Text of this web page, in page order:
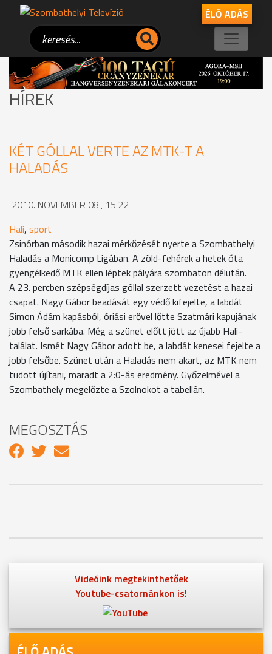
ÉLŐ ADÁS
HÍREK
KÉT GÓLLAL VERTE AZ MTK-T A
HALADÁS
2010. NOVEMBER 08., 15:22
Hali, sport
Zsinórban második hazai mérkőzését nyerte a Szombathelyi
Haladás a Monicomp Ligában. A zöld-fehérek a hetek óta
gyengélkedő MTK ellen léptek pályára szombaton délután.
A 23. percben szépségdíjas góllal szerzett vezetést a hazai
csapat. Nagy Gábor beadását egy védő kifejelte, a labdát
Simon Ádám kapásból, óriási erővel lőtte Szatmári kapujának
jobb felső sarkába. Még a szünet előtt jött az újabb Hali-
találat. Ismét Nagy Gábor adott be, a labdát kenesei fejelte a
jobb felsőbe. Szünet után a Haladás nem akart, az MTK nem
tudott újítani, maradt a 2:0-ás eredmény. Győzelmével a
Szombathely megelőzte a Szolnokot a tabellán.
MEGOSZTÁS
Videóink megtekinthetőek
Youtube-csatornánkon is!